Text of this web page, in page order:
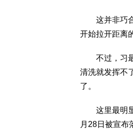
这并非巧合
开始拉开距离
不过，习最
清洗就发挥不
了。
这里最明显
月28日被宣布